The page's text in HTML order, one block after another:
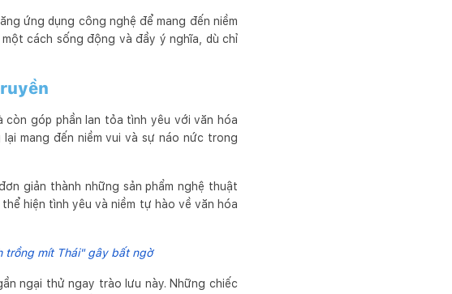
ứng dụng công nghệ để mang đến niềm
cách sống động và đầy ý nghĩa, dù chỉ
góp phần lan tỏa tình yêu với văn hóa
mang đến niềm vui và sự náo nức trong
giản thành những sản phẩm nghệ thuật
hiện tình yêu và niềm tự hào về văn hóa
trồng mít Thái" gây bất ngờ
ngại thử ngay trào lưu này. Những chiếc